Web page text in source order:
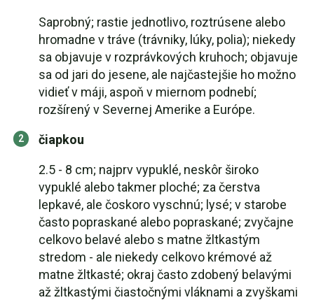
Saprobný; rastie jednotlivo, roztrúsene alebo
hromadne v tráve (trávniky, lúky, polia); niekedy
sa objavuje v rozprávkových kruhoch; objavuje
sa od jari do jesene, ale najčastejšie ho možno
vidieť v máji, aspoň v miernom podnebí;
rozšírený v Severnej Amerike a Európe.
čiapkou
2.5 - 8 cm; najprv vypuklé, neskôr široko
vypuklé alebo takmer ploché; za čerstva
lepkavé, ale čoskoro vyschnú; lysé; v starobe
často popraskané alebo popraskané; zvyčajne
celkovo belavé alebo s matne žltkastým
stredom - ale niekedy celkovo krémové až
matne žltkasté; okraj často zdobený belavými
až žltkastými čiastočnými vláknami a zvyškami